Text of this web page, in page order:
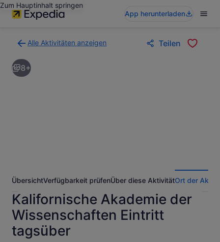
Zum Hauptinhalt springen
App herunterladen
Alle Aktivitäten anzeigen
zur
Ergebnisseite
für
Teilen
8+
ÜbersichtVerfügbarkeit prüfenÜber diese AktivitätOrt der
Kalifornische Akademie der
Wissenschaften Eintritt
tagsüber